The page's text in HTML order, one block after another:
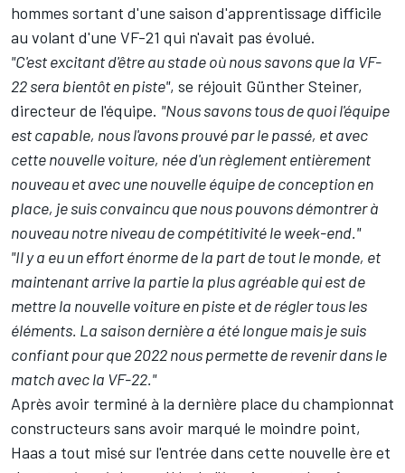
hommes sortant d'une saison d'apprentissage difficile
au volant d'une VF-21 qui n'avait pas évolué.
"C'est excitant d'être au stade où nous savons que la VF-
22 sera bientôt en piste", se réjouit Günther Steiner,
directeur de l'équipe. "Nous savons tous de quoi l'équipe
est capable, nous l'avons prouvé par le passé, et avec
cette nouvelle voiture, née d'un règlement entièrement
nouveau et avec une nouvelle équipe de conception en
place, je suis convaincu que nous pouvons démontrer à
nouveau notre niveau de compétitivité le week-end."
"Il y a eu un effort énorme de la part de tout le monde, et
maintenant arrive la partie la plus agréable qui est de
mettre la nouvelle voiture en piste et de régler tous les
éléments. La saison dernière a été longue mais je suis
confiant pour que 2022 nous permette de revenir dans le
match avec la VF-22."
Après avoir terminé à la dernière place du championnat
constructeurs sans avoir marqué le moindre point,
Haas a tout misé sur l'entrée dans cette nouvelle ère et